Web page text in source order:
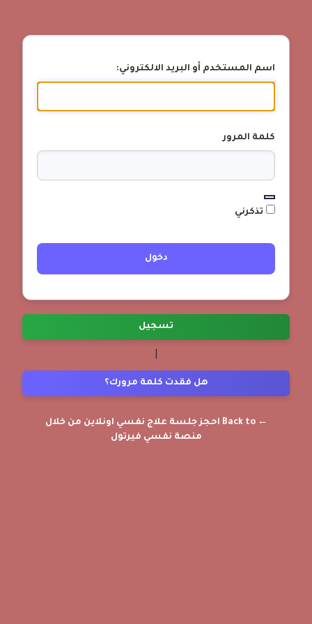
اسم المستخدم أو البريد الالكتروني:
كلمة المرور
تذكرني
تسجيل
هل فقدت كلمة مرورك؟
← Back to احجز جلسة علاج نفسي اونلاين من خلال
منصة نفسي فيرتول